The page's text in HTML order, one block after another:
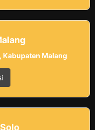
Kabupaten Malang